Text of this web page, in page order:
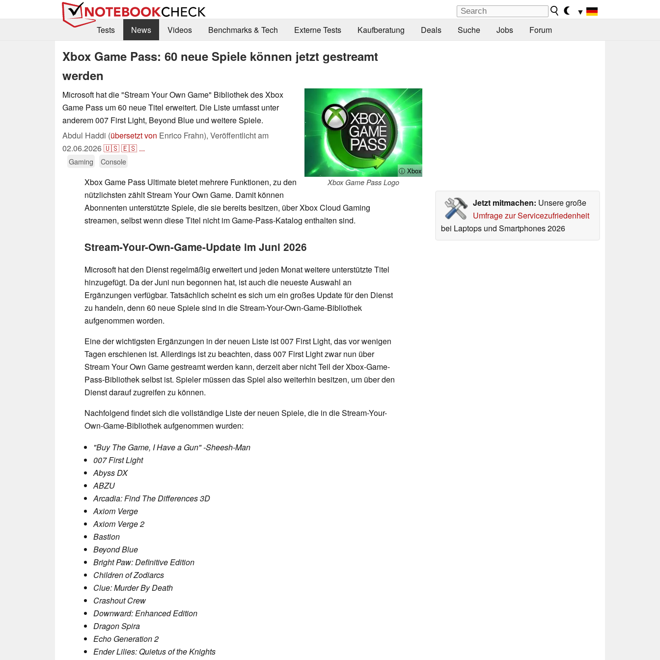
▼
Tests
News Videos Benchmarks & Tech Externe Tests Kaufberatung Deals Suche Jobs Forum
Xbox Game Pass: 60 neue Spiele können jetzt gestreamt
werden
ⓘ Xbox
Xbox Game Pass Logo
Microsoft hat die "Stream Your Own Game" Bibliothek des Xbox
Game Pass um 60 neue Titel erweitert. Die Liste umfasst unter
anderem 007 First Light, Beyond Blue und weitere Spiele.
Abdul Haddi (übersetzt von Enrico Frahn), Veröffentlicht am
02.06.2026🇺🇸🇪🇸 ...
Gaming Console
Jetzt mitmachen: Unsere große
Umfrage zur Servicezufriedenheit
bei Laptops und Smartphones 2026
Xbox Game Pass Ultimate bietet mehrere Funktionen, zu den
nützlichsten zählt Stream Your Own Game. Damit können
Abonnenten unterstützte Spiele, die sie bereits besitzen, über Xbox Cloud Gaming
streamen, selbst wenn diese Titel nicht im Game-Pass-Katalog enthalten sind.
Stream-Your-Own-Game-Update im Juni 2026
Microsoft hat den Dienst regelmäßig erweitert und jeden Monat weitere unterstützte Titel
hinzugefügt. Da der Juni nun begonnen hat, ist auch die neueste Auswahl an
Ergänzungen verfügbar. Tatsächlich scheint es sich um ein großes Update für den Dienst
zu handeln, denn 60 neue Spiele sind in die Stream-Your-Own-Game-Bibliothek
aufgenommen worden.
Eine der wichtigsten Ergänzungen in der neuen Liste ist 007 First Light, das vor wenigen
Tagen erschienen ist. Allerdings ist zu beachten, dass 007 First Light zwar nun über
Stream Your Own Game gestreamt werden kann, derzeit aber nicht Teil der Xbox-Game-
Pass-Bibliothek selbst ist. Spieler müssen das Spiel also weiterhin besitzen, um über den
Dienst darauf zugreifen zu können.
Nachfolgend findet sich die vollständige Liste der neuen Spiele, die in die Stream-Your-
Own-Game-Bibliothek aufgenommen wurden:
"Buy The Game, I Have a Gun" -Sheesh-Man
007 First Light
Abyss DX
ABZU
Arcadia: Find The Differences 3D
Axiom Verge
Axiom Verge 2
Bastion
Beyond Blue
Bright Paw: Definitive Edition
Children of Zodiarcs
Clue: Murder By Death
Crashout Crew
Downward: Enhanced Edition
Dragon Spira
Echo Generation 2
Ender Lilies: Quietus of the Knights